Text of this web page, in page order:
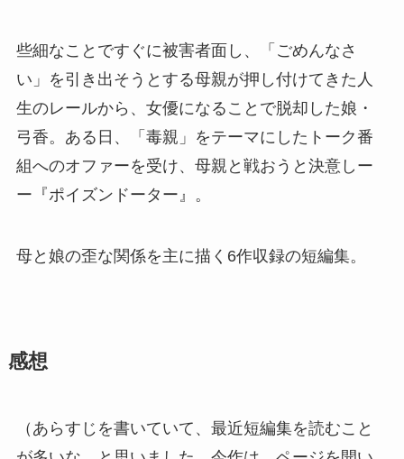
些細なことですぐに被害者面し、「ごめんなさ
い」を引き出そうとする母親が押し付けてきた人
生のレールから、女優になることで脱却した娘・
弓香。ある日、「毒親」をテーマにしたトーク番
組へのオファーを受け、母親と戦おうと決意しー
ー『ポイズンドーター』。
母と娘の歪な関係を主に描く6作収録の短編集。
感想
（あらすじを書いていて、最近短編集を読むこと